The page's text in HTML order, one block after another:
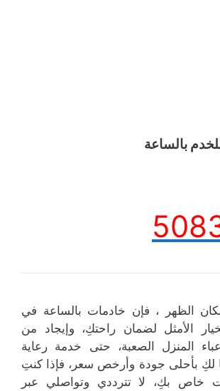
بالساعة
الظهر ، فإن خادمات بالساعة في
الأمثل لضمان راحتكِ، وإيجاد من
المنزل الصعبة، حتى خدمة رعاية
لكِ بأحلى جودة وأرخص سعر، فإذا كنتِ
خاص بكِ، لا تترددي وتواصلي عبر